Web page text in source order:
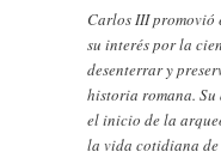
Carlos III promovió
su interés por la
desenterrar y
historia romana. Su
el inicio de la
la vida cotidiana